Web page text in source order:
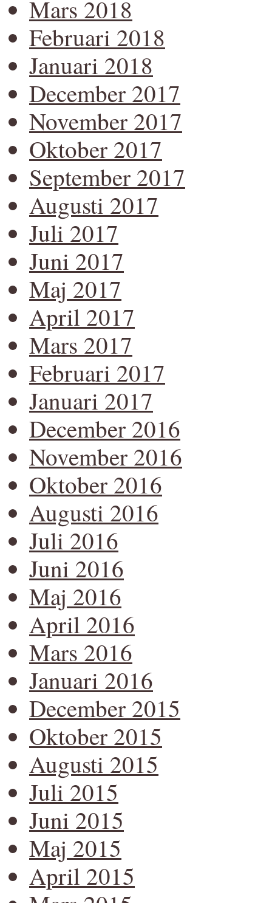
Mars 2018
Februari 2018
Januari 2018
December 2017
November 2017
Oktober 2017
September 2017
Augusti 2017
Juli 2017
Juni 2017
Maj 2017
April 2017
Mars 2017
Februari 2017
Januari 2017
December 2016
November 2016
Oktober 2016
Augusti 2016
Juli 2016
Juni 2016
Maj 2016
April 2016
Mars 2016
Januari 2016
December 2015
Oktober 2015
Augusti 2015
Juli 2015
Juni 2015
Maj 2015
April 2015